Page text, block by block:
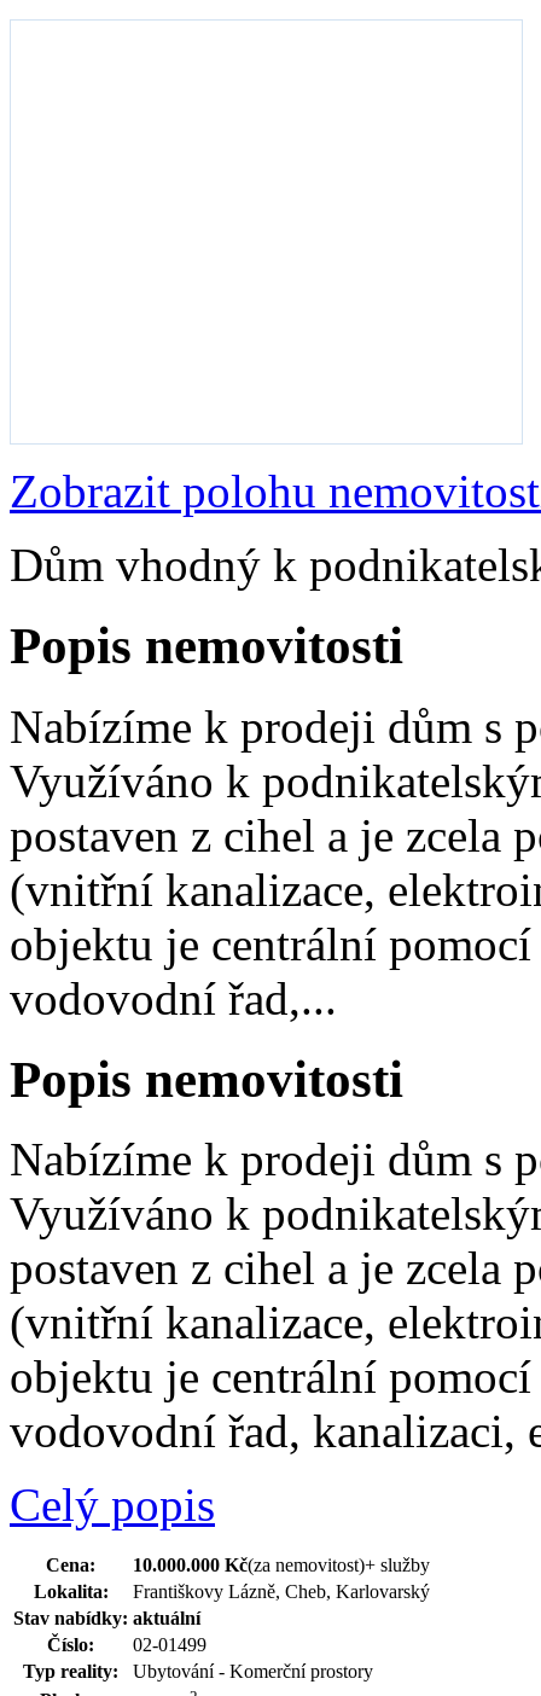
Zobrazit polohu
Dům vhodný k
Popis nemovitosti
Nabízíme k prodeji dům s
Využíváno k
postaven z cihel a je zcela
(vnitřní kanalizace,
objektu je centrální
vodovodní řad,...
Popis nemovitosti
Nabízíme k prodeji dům s
Využíváno k
postaven z cihel a je zcela
(vnitřní kanalizace,
objektu je centrální
vodovodní řad,
Celý popis
Cena: 10.000.000 Kč(za nemovitost)+ služby
Lokalita:
Františkovy Lázně, Cheb, Karlovarský
Stav nabídky: aktuální
Číslo:
02-01499
Typ reality:
Ubytování - Komerční prostory